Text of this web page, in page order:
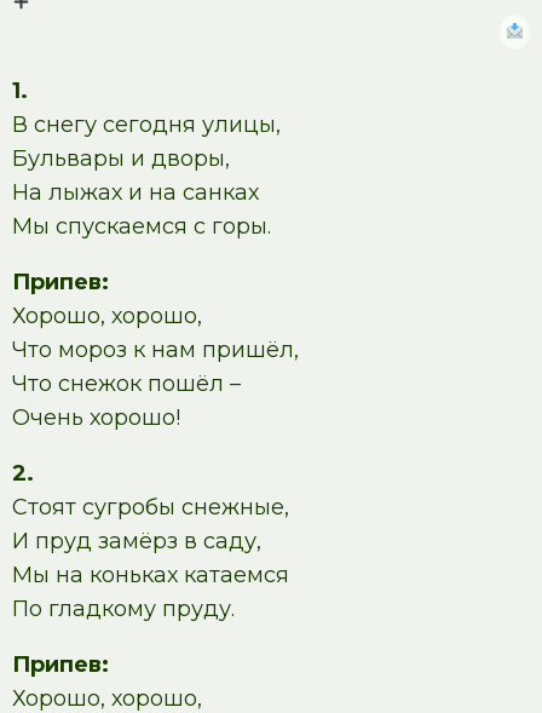
1.
В снегу сегодня улицы,
Бульвары и дворы,
На лыжах и на санках
Мы спускаемся с горы.
Припев:
Хорошо, хорошо,
Что мороз к нам пришёл,
Что снежок пошёл –
Очень хорошо!
2.
Стоят сугробы снежные,
И пруд замёрз в саду,
Мы на коньках катаемся
По гладкому пруду.
Припев:
Хорошо, хорошо,